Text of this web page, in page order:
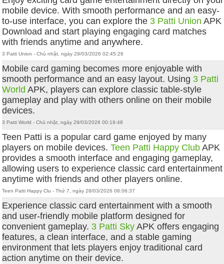
mobile device. With smooth performance and an easy-
to-use interface, you can explore the 3 Patti Union APK
Download and start playing engaging card matches
with friends anytime and anywhere.
3 Patti Union - Chủ nhật, ngày 29/03/2026 02:45:26
Mobile card gaming becomes more enjoyable with
smooth performance and an easy layout. Using 3 Patti
World APK, players can explore classic table-style
gameplay and play with others online on their mobile
devices.
3 Patti World - Chủ nhật, ngày 29/03/2026 00:19:48
Teen Patti is a popular card game enjoyed by many
players on mobile devices.Teen Patti Happy Club APK
provides a smooth interface and engaging gameplay,
allowing users to experience classic card entertainment
anytime with friends and other players online.
Teen Patti Happy Clu - Thứ 7, ngày 28/03/2026 08:06:37
Experience classic card entertainment with a smooth
and user-friendly mobile platform designed for
convenient gameplay. 3 Patti Sky APK offers engaging
features, a clean interface, and a stable gaming
environment that lets players enjoy traditional card
action anytime on their device.